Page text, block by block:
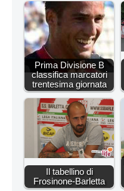
Prima Divisione B
classifica marcatori
trentesima giornata
Il tabellino di
Frosinone-Barletta